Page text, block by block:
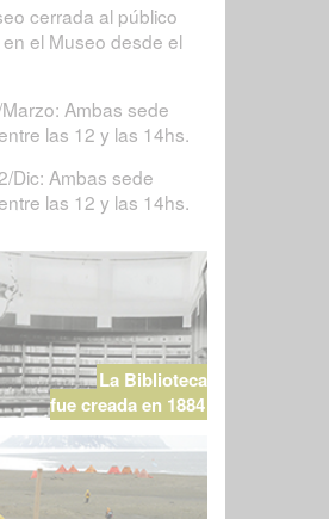
cerrada al público
el Museo desde el
Ambas sede
las 12 y las 14hs.
Dic: Ambas sede
las 12 y las 14hs.
La Biblioteca
fue creada en 1884